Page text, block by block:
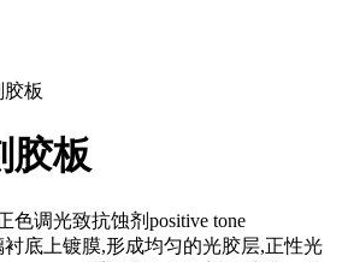
胶板
色调光致抗蚀剂positive tone
衬底上镀膜,形成均匀的光胶层,正性光